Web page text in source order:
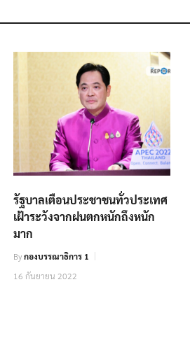
รัฐบาลเตือนประชาชนทั่วประเทศ
เฝ้าระวังจากฝนตกหนักถึงหนัก
มาก
Byกองบรรณาธิการ 1
16 กันยายน 2022